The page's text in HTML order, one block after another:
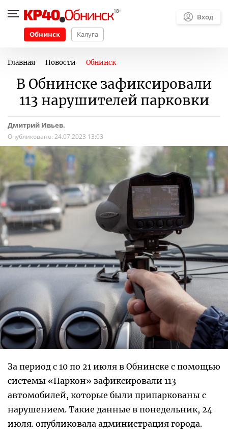
Обнинск Калуга
Вход
Главная Новости Обнинск
В Обнинске зафиксировали
113 нарушителей парковки
Дмитрий Ивьев.
Опубликовано: 24.07.2023 13:03
За период с 10 по 21 июля в Обнинске с помощью
системы «Паркон» зафиксировали 113
автомобилей, которые были припаркованы с
нарушением. Такие данные в понедельник, 24
июля. опубликовала администрация города.